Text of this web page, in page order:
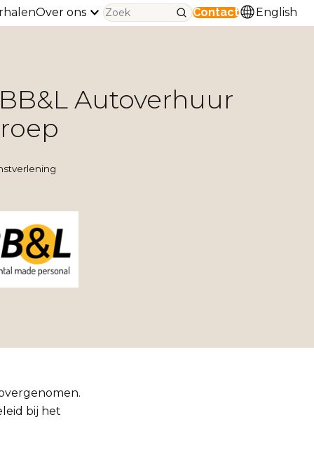
Over ons Contact English
Autoverhuur
bij het